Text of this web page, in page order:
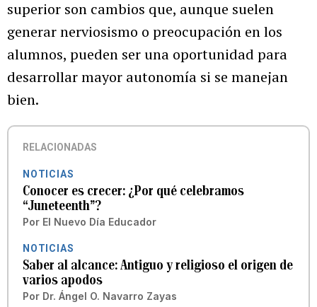
superior son cambios que, aunque suelen
generar nerviosismo o preocupación en los
alumnos, pueden ser una oportunidad para
desarrollar mayor autonomía si se manejan
bien.
RELACIONADAS
NOTICIAS
Conocer es crecer: ¿Por qué celebramos
“Juneteenth”?
Por El Nuevo Día Educador
NOTICIAS
Saber al alcance: Antiguo y religioso el origen de
varios apodos
Por Dr. Ángel O. Navarro Zayas